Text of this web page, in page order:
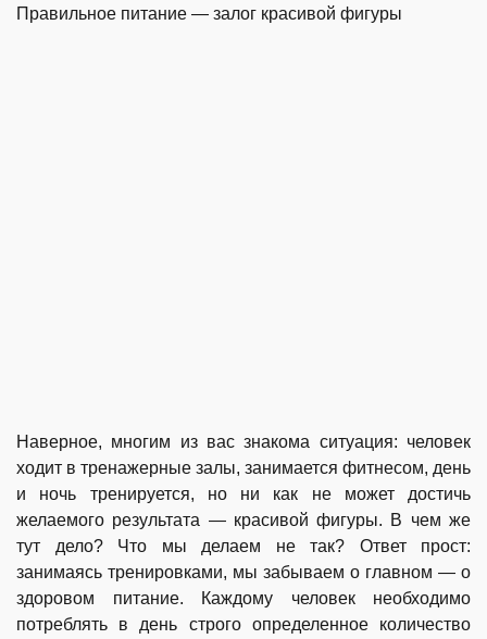
Правильное питание — залог красивой фигуры
Наверное, многим из вас знакома ситуация: человек
ходит в тренажерные залы, занимается фитнесом, день
и ночь тренируется, но ни как не может достичь
желаемого результата — красивой фигуры. В чем же
тут дело? Что мы делаем не так? Ответ прост:
занимаясь тренировками, мы забываем о главном — о
здоровом питание. Каждому человек необходимо
потреблять в день строго определенное количество